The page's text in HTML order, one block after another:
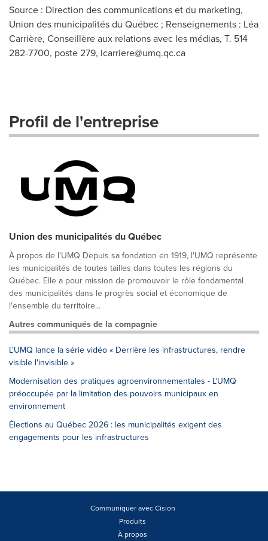
Source : Direction des communications et du marketing,
Union des municipalités du Québec ; Renseignements : Léa
Carrière, Conseillère aux relations avec les médias, T. 514
282-7700, poste 279, lcarriere@umq.qc.ca
Profil de l'entreprise
Union des municipalités du Québec
À propos de l'UMQ Depuis sa fondation en 1919, l'UMQ représente
les municipalités de toutes tailles dans toutes les régions du
Québec. Elle a pour mission de promouvoir le rôle fondamental
des municipalités dans le progrès social et économique de
l'ensemble du territoire...
Autres communiqués de la compagnie
L'UMQ lance la série vidéo « Derrière les infrastructures, rendre
visible l'invisible »
Modernisation des pratiques agroenvironnementales - L'UMQ
préoccupée par la limitation des pouvoirs municipaux en
environnement
Élections au Québec 2026 : les municipalités exigent des
engagements pour les infrastructures
Communiquer avec Cision
Produits
À propos